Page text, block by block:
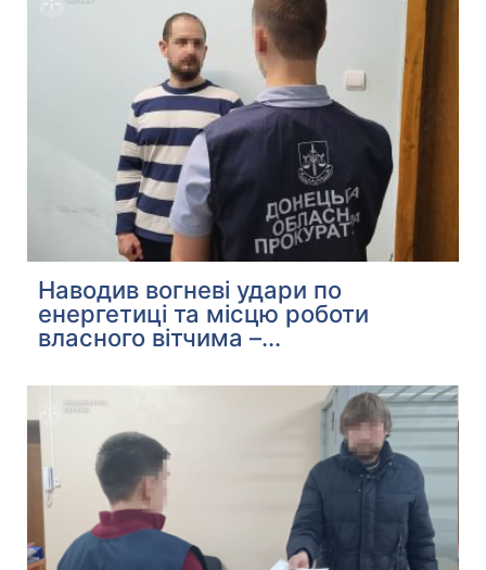
Наводив вогневі удари по
енергетиці та місцю роботи
власного вітчима –...